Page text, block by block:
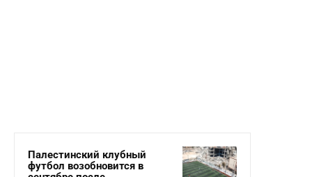
Палестинский клубный
футбол возобновится в